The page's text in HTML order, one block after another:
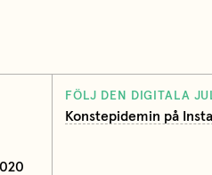
FÖLJ DEN DIGITALA
Konstepidemin på